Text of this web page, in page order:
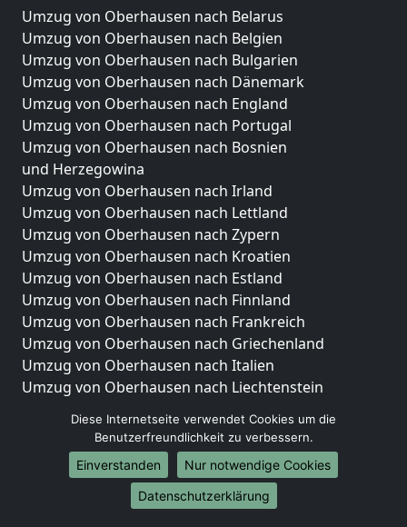
Umzug von Oberhausen nach Belarus
Umzug von Oberhausen nach Belgien
Umzug von Oberhausen nach Bulgarien
Umzug von Oberhausen nach Dänemark
Umzug von Oberhausen nach England
Umzug von Oberhausen nach Portugal
Umzug von Oberhausen nach Bosnien
und Herzegowina
Umzug von Oberhausen nach Irland
Umzug von Oberhausen nach Lettland
Umzug von Oberhausen nach Zypern
Umzug von Oberhausen nach Kroatien
Umzug von Oberhausen nach Estland
Umzug von Oberhausen nach Finnland
Umzug von Oberhausen nach Frankreich
Umzug von Oberhausen nach Griechenland
Umzug von Oberhausen nach Italien
Umzug von Oberhausen nach Liechtenstein
Umzug von Oberhausen nach Niederlande
Umzug von Oberhausen nach Norwegen
Umzüge-Deutschlandweit
Diese Internetseite verwendet Cookies um die
Benutzerfreundlichkeit zu verbessern.
Einverstanden
Nur notwendige Cookies
Datenschutzerklärung